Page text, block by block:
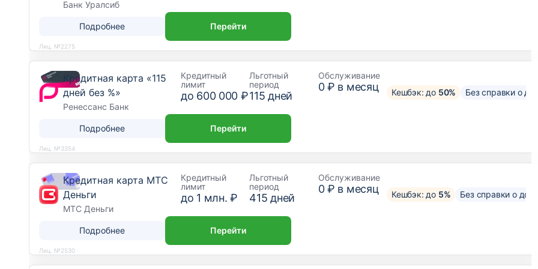
Банк Уралсиб
Подробнее Перейти
Лиц. №2275
Кредитная карта «115
дней без %»
Ренессанс Банк
Кредитный
лимит
до 600 000 ₽
Льготный
период
115 дней
Обслуживание
0 ₽ в месяц Кешбэк: до 50% Без справки о
Подробнее Перейти
Лиц. №3354
Кредитная карта МТС
Деньги
МТС Деньги
Кредитный
лимит
до 1 млн. ₽
Льготный
период
415 дней
Обслуживание
0 ₽ в месяц Кешбэк: до 5% Без справки о
Подробнее Перейти
Лиц. №2530